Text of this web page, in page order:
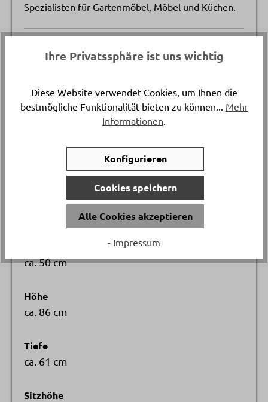
Spezialisten für Gartenmöbel, Möbel und Küchen.
-
Artikelnummer
17175..
Gestellmaterial
Versand & Lieferung
Lieferung und Montage
ca. 50 cm
Höhe
ca. 86 cm
Tiefe
ca. 61 cm
Sitzhöhe
Ihre Privatssphäre ist uns wichtig
Diese Website verwendet Cookies, um Ihnen die
bestmögliche Funktionalität bieten zu können... Mehr
Informationen
Konfigurieren
Cookies speichern
Alle Cookies akzeptieren
- Impressum